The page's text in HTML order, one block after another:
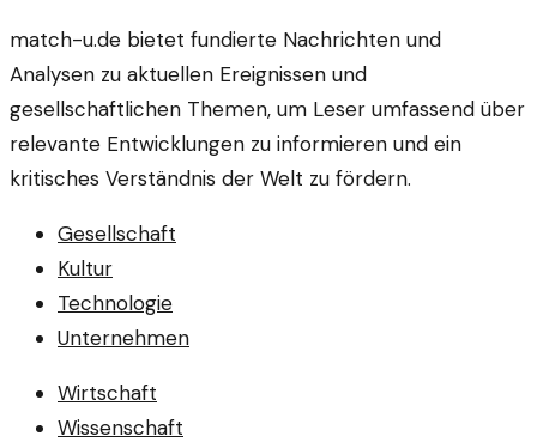
match-u.de bietet fundierte Nachrichten und
Analysen zu aktuellen Ereignissen und
gesellschaftlichen Themen, um Leser umfassend über
relevante Entwicklungen zu informieren und ein
kritisches Verständnis der Welt zu fördern.
Gesellschaft
Kultur
Technologie
Unternehmen
Wirtschaft
Wissenschaft